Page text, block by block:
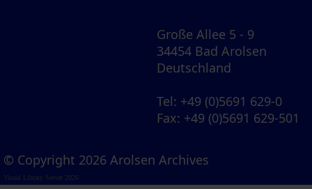
Große Allee 5 - 9
34454 Bad Arolsen
Deutschland
Tel: +49 (0)5691 629-0
Fax: +49 (0)5691 629-501
© Copyright 2026 Arolsen Archives
Visual Library Server 2026